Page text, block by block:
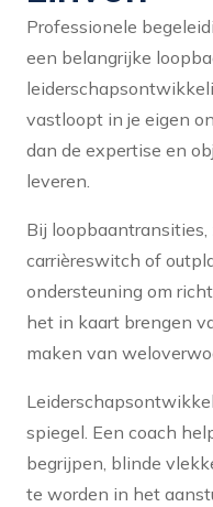
Professionele
een belangrijke
vastloopt in je eigen
dan de expertise en
leveren.
Bij
carrièreswitch of
ondersteuning om
het in kaart brengen
maken van
spiegel. Een coach
begrijpen, blinde
te worden in het